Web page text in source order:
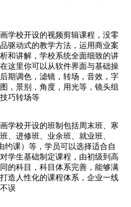
学校开设的视频剪辑课程，没零
驱动式的教学方法，运用商业案
和讲解，学校系统全面细致的讲
这里你可以从软件界面与基础操
期调色，滤镜，转场，音效，字
，景别，角度，用光等，镜头组
巧转场等
学校开设的班制包括周末班、寒
、进修班、业余班、就业班、
约课）等，学员可以选择适合自
学生基础制定课程，由初级到高
的科目，科目体系完善，能够满
造人性化的课程体系，企业一线
误